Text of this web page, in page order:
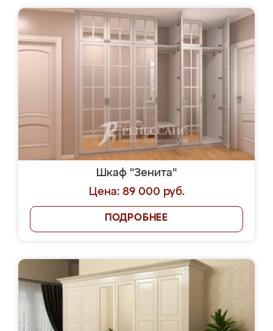
Шкаф "Зенита"
Цена: 89 000 руб.
ПОДРОБНЕЕ